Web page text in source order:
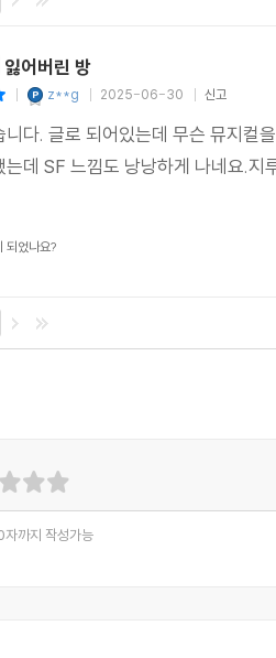
명상적인 분위기에서 시작한다.
설이다. 낯선 사람들이 가득 찬 자
독자
잘 짜여진 이야기 구조를 가진 작품"
었다. 초현실적인 공포 소설로, 유
Goodreads 독자
잃어버린 방
z**g 2025-06-30 신고
니다. 글로 되어있는데 무슨 뮤지컬
는데 SF 느낌도 낭낭하게 나네요.
되었나요?
까지 작성가능